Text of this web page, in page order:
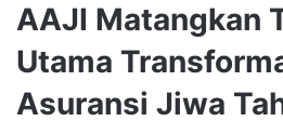
AAJI Matangkan
Utama
Asuransi Jiwa